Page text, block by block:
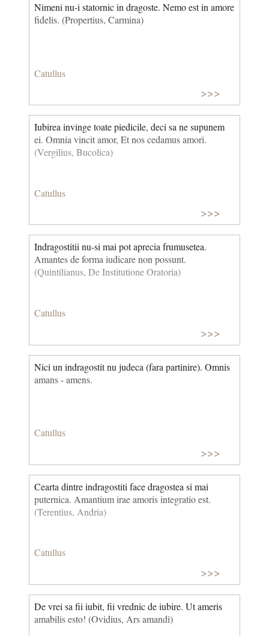
Nimeni nu-i statornic in dragoste. Nemo est in amore
fidelis. (Propertius, Carmina)
Catullus
>>>
Iubirea invinge toate piedicile, deci sa ne supunem
ei. Omnia vincit amor, Et nos cedamus amori.
(Vergilius, Bucolica)
Catullus
>>>
Indragostitii nu-si mai pot aprecia frumusetea.
Amantes de forma iudicare non possunt.
(Quintilianus, De Institutione Oratoria)
Catullus
>>>
Nici un indragostit nu judeca (fara partinire). Omnis
amans - amens.
Catullus
>>>
Cearta dintre indragostiti face dragostea si mai
puternica. Amantium irae amoris integratio est.
(Terentius, Andria)
Catullus
>>>
De vrei sa fii iubit, fii vrednic de iubire. Ut ameris
amabilis esto! (Ovidius, Ars amandi)